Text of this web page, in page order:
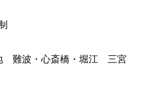
難波・心斎橋・堀江 三宮